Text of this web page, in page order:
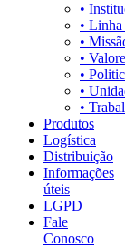
•
• Linha
•
•
•
•
•
Produtos
Logística
Distribuição
Informações
úteis
LGPD
Fale
Conosco